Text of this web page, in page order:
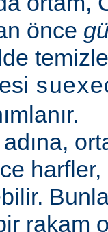
önce
rakam